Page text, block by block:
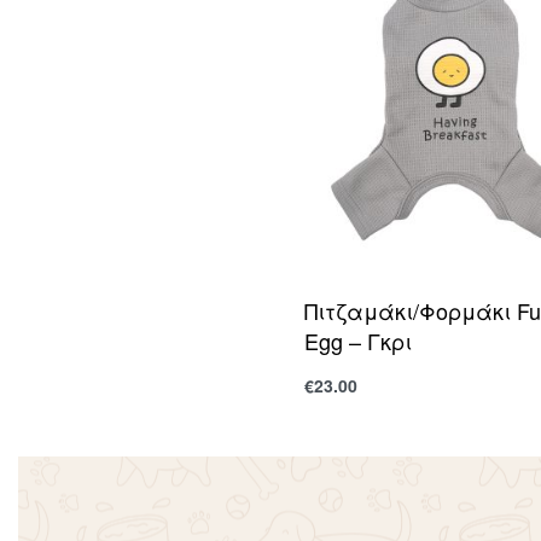
Πιτζαμάκι/Φορμάκι
Egg – Γκρι
€23.00